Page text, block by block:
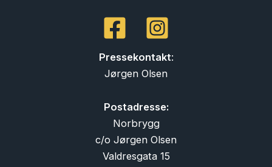
Pressekontakt:
Jørgen Olsen
Postadresse:
Norbrygg
c/o Jørgen Olsen
Valdresgata 15